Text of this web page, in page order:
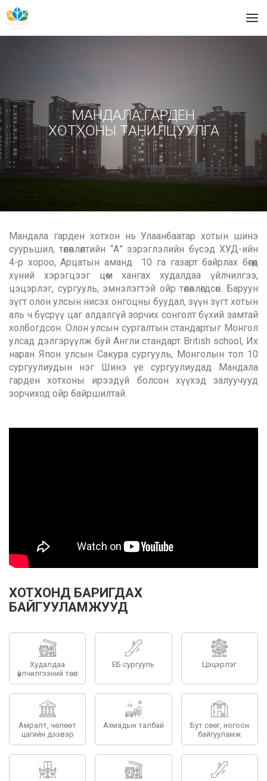
МАНДАЛА ГАРДЕН
ХОТХОНЫ ТАНИЛЦУУЛГА
Мандала гарден хотхон нь Улаанбаатар хотын шинэ
суурьшил, төлөвлөлтийн “А” зэрэглэлийн бүсэд ХУД-ийн
4-р хороо, Арцатын аманд 10 га газарт байрлах бөгөөд
хүний хэрэгцээг цөм хангах худалдаа үйлчилгээ,
цэцэрлэг, сургууль, эмнэлэгтэй ойр төлөвлөгдсөн. Баруун
зүгт олон улсын нисэх онгоцны буудал, зүүн зүгт хотын
аль ч бүсрүү цаг алдалгүй зорчих сонголт бүхий замтай
холбогдсон. Олон улсын сургалтын стандартыг Монгол
улсад дэлгэрүүлж буй Англи стандарт British school, Их
наран Япон улсын Сакура сургууль, Монголын топ 10
сургуулиудын нэг Шинэ үе сургуулиудад Мандала
гарден хотхоны ирээдүй болсон хүүхэд залуучууд
зорчиход ойр байршилтай.
ХОТХОНД БАРИГДАХ
БАЙГУУЛАМЖУУД
Худалдаа
үйлчилгээний төв
ЕБ сургууль Цэцэрлэг
Амралт, чөлөөт
цагийн дээвэр
Ахмадын талбай
Бут сөөг, ногоон
байгууламж